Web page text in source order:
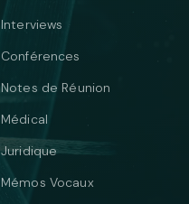
Interviews
Conférences
Notes de Réunion
Médical
Juridique
Mémos Vocaux